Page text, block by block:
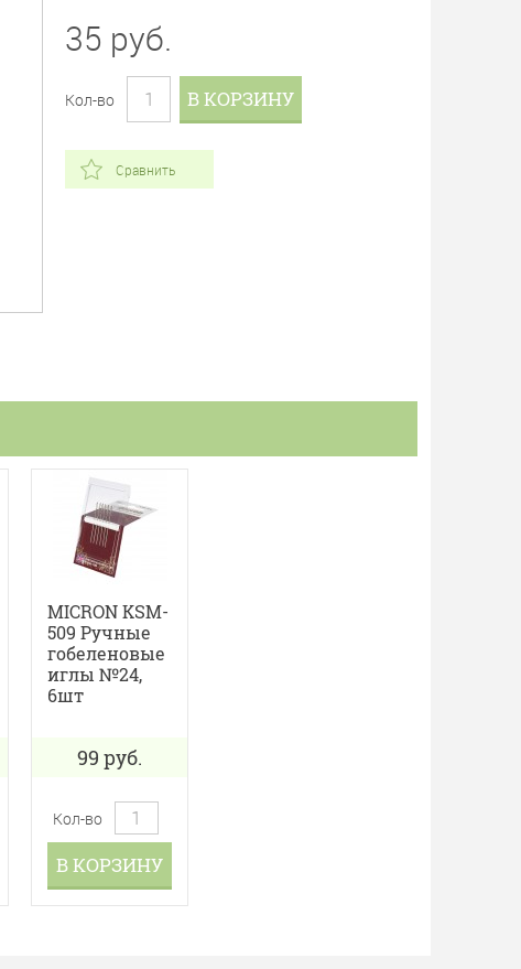
35 руб.
Кол-во В КОРЗИНУ
Сравнить
MICRON KSM-
509 Ручные
гобеленовые
иглы №24,
6шт
99 руб.
Кол-во
В КОРЗИНУ